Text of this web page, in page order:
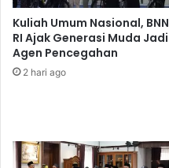
Kuliah Umum Nasional, BNN
RI Ajak Generasi Muda Jadi
Agen Pencegahan
2 hari ago